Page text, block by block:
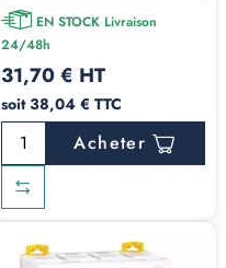
EN STOCK Livraison
24/48h
31,70 € HT
soit 38,04 € TTC
Acheter